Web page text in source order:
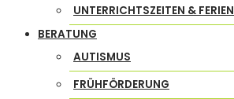
UNTERRICHTSZEITEN & FERIEN
BERATUNG
AUTISMUS
FRÜHFÖRDERUNG